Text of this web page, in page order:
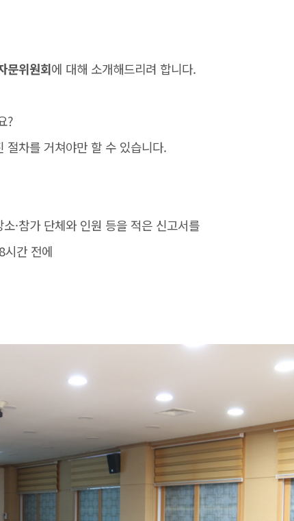
문위원회에 대해 소개해드리려 합니다.
?
절차를 거쳐야만 할 수 있습니다.
·참가 단체와 인원 등을 적은 신고서를
시간 전에